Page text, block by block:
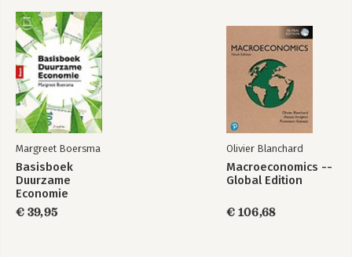
Margreet Boersma
Basisboek
Duurzame
Economie
€ 39,95
Olivier Blanchard
Macroeconomics --
Global Edition
€ 106,68